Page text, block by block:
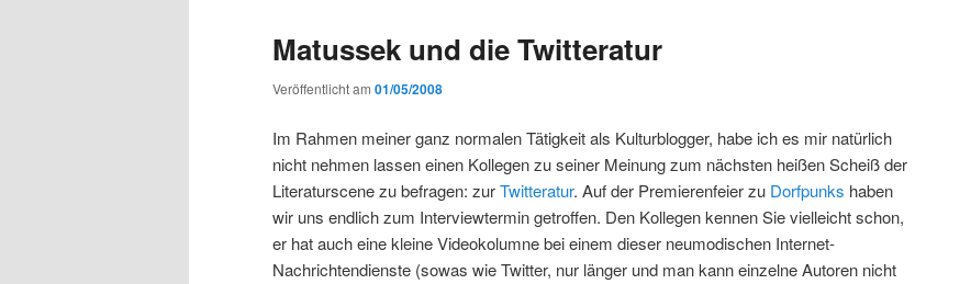
Matussek und die Twitteratur
Veröffentlicht am 01/05/2008
Im Rahmen meiner ganz normalen Tätigkeit als Kulturblogger, habe ich es mir natürlich
nicht nehmen lassen einen Kollegen zu seiner Meinung zum nächsten heißen Scheiß der
Literaturscene zu befragen: zurTwitteratur. Auf der Premierenfeier zu Dorfpunks haben
wir uns endlich zum Interviewtermin getroffen. Den Kollegen kennen Sie vielleicht schon,
er hat auch eine kleine Videokolumne bei einem dieser neumodischen Internet-
Nachrichtendienste (sowas wie Twitter, nur länger und man kann einzelne Autoren nicht